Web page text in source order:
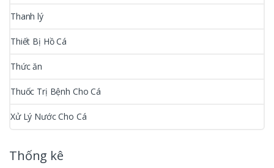
Thanh lý
Thiết Bị Hồ Cá
Thức ăn
Thuốc Trị Bệnh Cho Cá
Xử Lý Nước Cho Cá
Thống kê